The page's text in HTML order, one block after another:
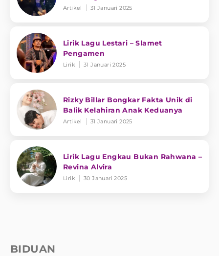
Artikel 31 Januari 2025
Lirik Lagu Lestari – Slamet
Pengamen
Lirik 31 Januari 2025
Rizky Billar Bongkar Fakta Unik di
Balik Kelahiran Anak Keduanya
Artikel 31 Januari 2025
Lirik Lagu Engkau Bukan Rahwana –
Revina Alvira
Lirik 30 Januari 2025
BIDUAN